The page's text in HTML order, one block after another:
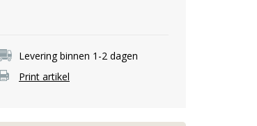
Levering binnen 1-2 dagen
Print artikel